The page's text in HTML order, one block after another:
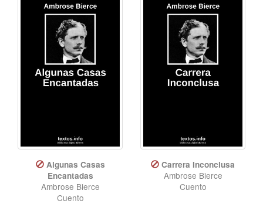
Algunas Casas
Encantadas
Ambrose Bierce
Cuento
Carrera Inconclusa
Ambrose Bierce
Cuento